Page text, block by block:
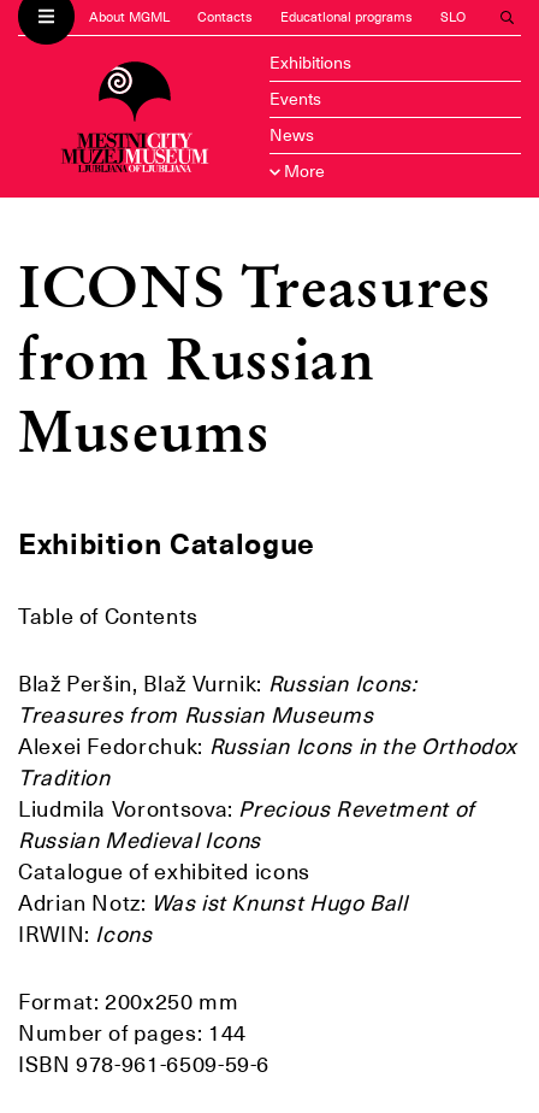
About MGML Contacts Educational programs SLO
Exhibitions
Events
News
More
ICONS Treasures
from Russian
Museums
Exhibition Catalogue
Table of Contents
Blaž Peršin, Blaž Vurnik: Russian Icons:
Treasures from Russian Museums
Alexei Fedorchuk: Russian Icons in the Orthodox
Tradition
Liudmila Vorontsova: Precious Revetment of
Russian Medieval Icons
Catalogue of exhibited icons
Adrian Notz: Was ist Knunst Hugo Ball
IRWIN: Icons
Format: 200x250 mm
Number of pages: 144
ISBN 978-961-6509-59-6